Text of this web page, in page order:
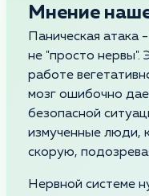
Мнение
Паническая атака
не "просто нервы".
работе
мозг ошибочно
безопасной
измученные люди,
скорую,
Нервной системе